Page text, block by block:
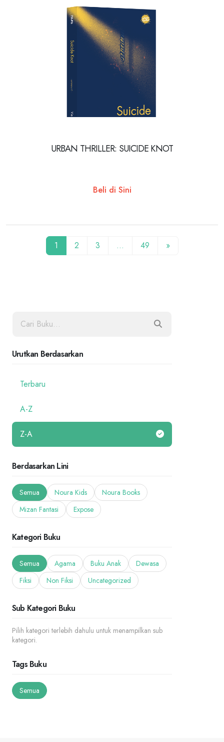
URBAN THRILLER: SUICIDE KNOT
Beli di Sini
1 2 3 … 49 »
Urutkan Berdasarkan
Terbaru
A-Z
Z-A
Berdasarkan Lini
Semua Noura Kids
Noura Books
Mizan Fantasi
Expose
Kategori Buku
Semua Agama Buku Anak
Dewasa
Fiksi
Non Fiksi Uncategorized
Sub Kategori Buku
Pilih kategori terlebih dahulu untuk menampilkan sub
kategori.
Tags Buku
Semua